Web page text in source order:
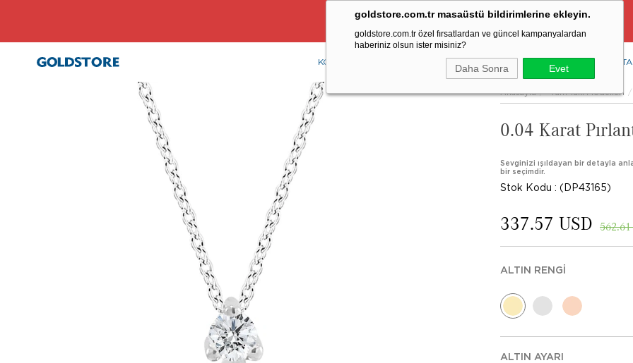
goldstore.com.tr masaüstü bildirimlerine ekleyin.
goldstore.com.tr özel fırsatlardan ve güncel kampanyalardan
haberiniz olsun ister misiniz?
Daha Sonra Evet
Ücretsiz Aynı Gün Kargo Fırsatı
KOLYE BİLEKLİK RENKLİ TAŞLAR PIRLANTA
Anasayfa Tüm Takı Modelleri
0.04 Karat
Sevginizi ışıldayan bir detayla
bir seçimdir.
Stok Kodu (DP43165)
562.61
337.57 USD
ALTIN RENGI
ALTIN AYARI